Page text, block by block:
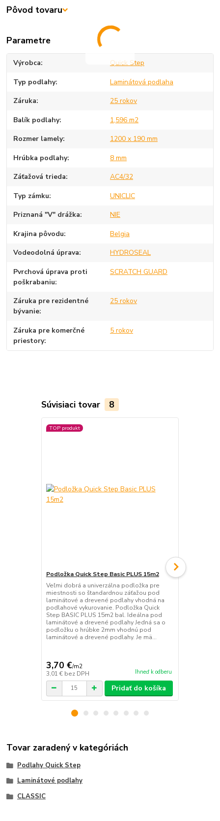
Pôvod tovaru
Parametre
Výrobca Quick Step
Typ podlahy Laminátová podlaha
Záruka 25 rokov
Balík podlahy 1,596 m2
Rozmer lamely 1200 x 190 mm
Hrúbka podlahy 8 mm
Záťažová trieda AC4/32
Typ zámku UNICLIC
Priznaná "V" drážka NIE
Krajina pôvodu Belgia
Vodeodolná úprava HYDROSEAL
Pvrchová úprava proti
poškrabaniu
SCRATCH GUARD
Záruka pre rezidentné
bývanie
25 rokov
Záruka pre komerčné
priestory
5 rokov
Súvisiaci tovar 8
TOP produkt
Podložka Quick Step Basic PLUS 15m2
Veľmi dobrá a univerzálna podložka pre
miestnosti so štandardnou záťažou pod
laminátové a drevené podlahy vhodná na
podlahové vykurovanie. Podložka Quick
Step BASIC PLUS 15m2 bal. Ideálna pod
laminátové a drevené podlahy Jedná sa o
podložku o hrúbke 2mm vhodnú pod
laminátové a drevené podlahy. Je mä...
3,70 €/m2
3,01 € bez DPH Ihneď k odberu
Pridať do košíka
Podložka
Tovar zaradený v kategóriách
Podlahy Quick Step
Laminátové podlahy
CLASSIC